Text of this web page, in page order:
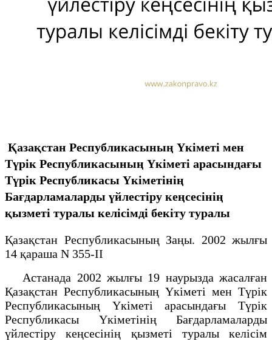
Қазақстан Республикасының Үкіметі мен
Түрік Республикасының Үкіметі арасындағы
Түрік Республикасы Үкіметінің
Бағдарламаларды үйлестіру кеңсесінің
қызметі туралы келісімді бекіту туралы
Қазақстан Республикасының Заңы. 2002 жылғы
14 қараша N 355-II
Астанада 2002 жылғы 19 наурызда жасалған
Қазақстан Республикасының Үкіметі мен Түрік
Республикасының Үкіметі арасындағы Түрік
Республикасы Үкіметінің Бағдарламаларды
үйлестіру кеңсесінің қызметі туралы келісім